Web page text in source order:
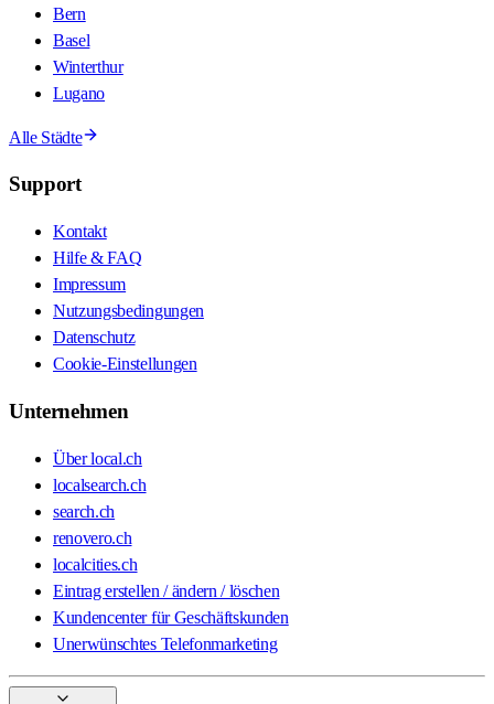
Bern
Basel
Winterthur
Lugano
Alle Städte
Support
Kontakt
Hilfe & FAQ
Impressum
Nutzungsbedingungen
Datenschutz
Cookie-Einstellungen
Unternehmen
Über local.ch
localsearch.ch
search.ch
renovero.ch
localcities.ch
Eintrag erstellen / ändern / löschen
Kundencenter für Geschäftskunden
Unerwünschtes Telefonmarketing